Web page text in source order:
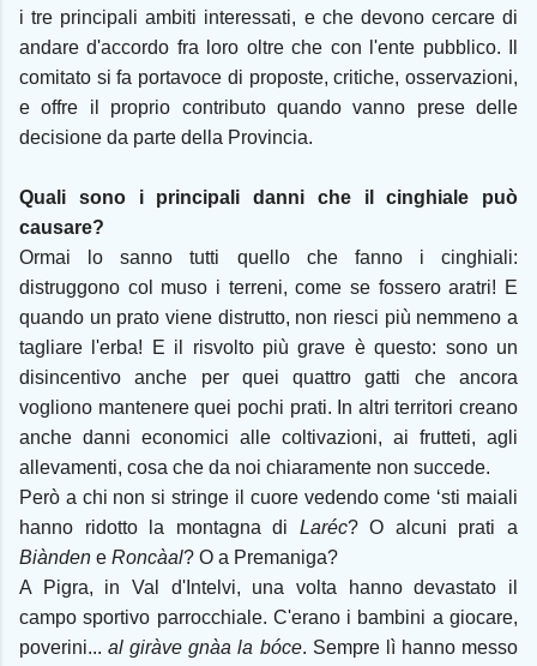
i tre principali ambiti interessati, e che devono cercare di
andare d'accordo fra loro oltre che con l'ente pubblico. Il
comitato si fa portavoce di proposte, critiche, osservazioni,
e offre il proprio contributo quando vanno prese delle
decisione da parte della Provincia.
Quali sono i principali danni che il cinghiale può
causare?
Ormai lo sanno tutti quello che fanno i cinghiali:
distruggono col muso i terreni, come se fossero aratri! E
quando un prato viene distrutto, non riesci più nemmeno a
tagliare l'erba! E il risvolto più grave è questo: sono un
disincentivo anche per quei quattro gatti che ancora
vogliono mantenere quei pochi prati. In altri territori creano
anche danni economici alle coltivazioni, ai frutteti, agli
allevamenti, cosa che da noi chiaramente non succede.
Però a chi non si stringe il cuore vedendo come ‘sti maiali
hanno ridotto la montagna di Laréc? O alcuni prati a
Biànden e Roncàal? O a Premaniga?
A Pigra, in Val d'Intelvi, una volta hanno devastato il
campo sportivo parrocchiale. C'erano i bambini a giocare,
poverini...al giràve gnàa la bóce. Sempre lì hanno messo